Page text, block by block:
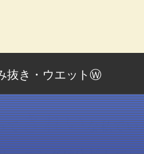
抜き・ウエットⓌ